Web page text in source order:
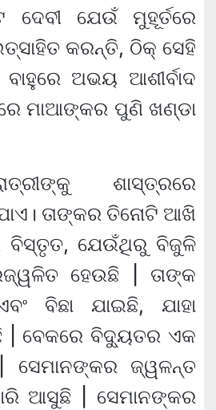
ଦେବୀ ଯେଉଁ ମୁହୂର୍ତରେ
କରନ୍ତି, ଠିକ୍ ସେହି
ଅଭୟ ଆଶୀର୍ବାଦ
ମାଆଙ୍କର ପୁଣି ଖଣ୍ଡା
ଶାସ୍ତ୍ରରେ
ତାଙ୍କର ତିନୋଟି ଆଖି
ବିସ୍ତୃତ, ଯେଉଁଥିରୁ ବିଜୁଳି
ହେଉଛି | ତାଙ୍କ
ବିଛା ଯାଇଛି, ଯାହା
| ବେକରେ ବିଦ୍ୟୁତର ଏକ
ଜ୍ୱଳନ୍ତ
ଆସୁଛି | ସେମାନଙ୍କର